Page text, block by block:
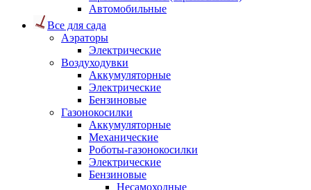
Автомобильные
Все для сада
Аэраторы
Электрические
Воздуходувки
Аккумуляторные
Электрические
Бензиновые
Газонокосилки
Аккумуляторные
Механические
Роботы-газонокосилки
Электрические
Бензиновые
Несамоходные